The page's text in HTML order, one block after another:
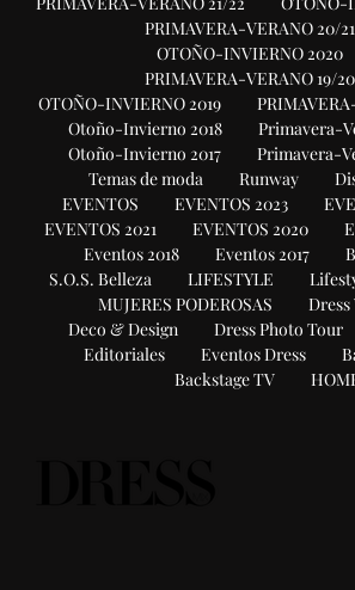
PRIMAVERA-VERANO 20/21
OTOÑO-INVIERNO 2020
PRIMAVERA-VERANO 19/20
OTOÑO-INVIERNO 2019
Otoño-Invierno 2018
Primavera-
Otoño-Invierno 2017
Primavera-
Temas de moda
Runway
EVENTOS
EVENTOS 2023
EVENTOS 2021
EVENTOS 2020
Eventos 2018
Eventos 2017
S.O.S. Belleza
LIFESTYLE
MUJERES PODEROSAS
Dress
Deco & Design
Dress Photo Tour
Editoriales
Eventos Dress
Backstage TV